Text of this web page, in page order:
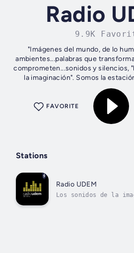
Radio
9.9K
"Imágenes del mundo, de lo
ambientes...palabras que
comprometen...sonidos y silencios,
la imaginación". Somos la
Universidad de
FAVORITE
Stations
Radio UDEM
Los sonidos de la